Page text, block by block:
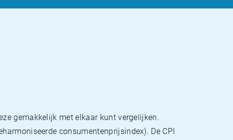
gemakkelijk met elkaar kunt vergelijken.
consumentenprijsindex). De CPI